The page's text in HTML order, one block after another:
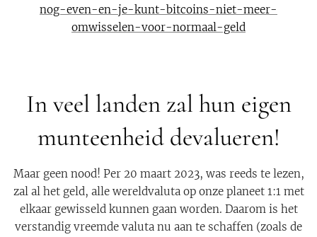
nog-even-en-je-kunt-bitcoins-niet-meer-
omwisselen-voor-normaal-geld
In veel landen zal hun eigen
munteenheid devalueren!
Maar geen nood! Per 20 maart 2023, was reeds te lezen,
zal al het geld, alle wereldvaluta op onze planeet 1:1 met
elkaar gewisseld kunnen gaan worden. Daarom is het
verstandig vreemde valuta nu aan te schaffen (zoals de